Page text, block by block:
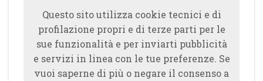
Questo sito utilizza cookie tecnici e di
profilazione propri e di terze parti per le
sue funzionalità e per inviarti pubblicità
e servizi in linea con le tue preferenze. Se
vuoi saperne di più o negare il consenso a